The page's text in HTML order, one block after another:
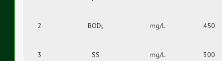
2 BOD5 mg/L 450
3 SS mg/L 300